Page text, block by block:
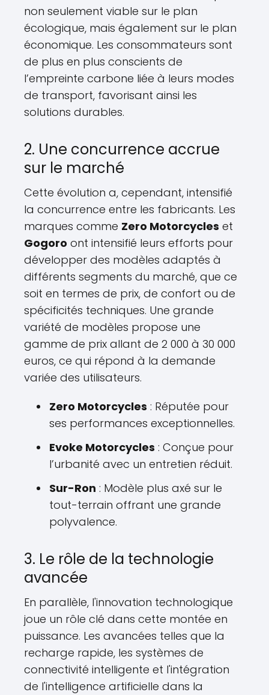
non seulement viable sur le plan
écologique, mais également sur le plan
économique. Les consommateurs sont
de plus en plus conscients de
l’empreinte carbone liée à leurs modes
de transport, favorisant ainsi les
solutions durables.
2. Une concurrence accrue
sur le marché
Cette évolution a, cependant, intensifié
la concurrence entre les fabricants. Les
marques comme Zero Motorcycles et
Gogoro ont intensifié leurs efforts pour
développer des modèles adaptés à
différents segments du marché, que ce
soit en termes de prix, de confort ou de
spécificités techniques. Une grande
variété de modèles propose une
gamme de prix allant de 2 000 à 30 000
euros, ce qui répond à la demande
variée des utilisateurs.
Zero Motorcycles : Réputée pour
ses performances exceptionnelles.
Evoke Motorcycles : Conçue pour
l’urbanité avec un entretien réduit.
Sur-Ron : Modèle plus axé sur le
tout-terrain offrant une grande
polyvalence.
3. Le rôle de la technologie
avancée
En parallèle, l'innovation technologique
joue un rôle clé dans cette montée en
puissance. Les avancées telles que la
recharge rapide, les systèmes de
connectivité intelligente et l'intégration
de l'intelligence artificielle dans la